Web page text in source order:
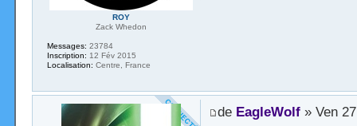
ROY
Zack Whedon
Messages: 23784
Inscription: 12 Fév 2015
Localisation: Centre, France
de EagleWolf» Ven